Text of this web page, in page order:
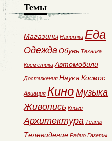
Темы
Магазины Напитки Еда
ОдеждаОбувь Техника
Косметика Автомобили
Достижения Наука Космос
Авиация КиноМузыка
Живопись Книги
Архитектура Театр
Телевидение Радио Газеты